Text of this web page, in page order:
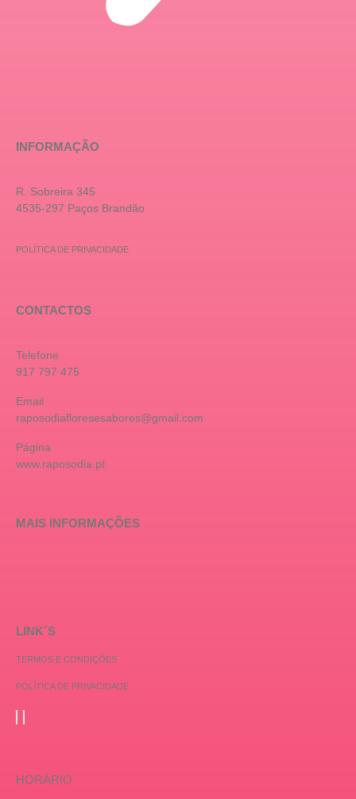
INFORMAÇÃO
R. Sobreira 345
4535-297 Paços Brandão
POLÍTICA DE PRIVACIDADE
CONTACTOS
Telefone
917 797 475
Email
raposodiafloresesabores@gmail.com
Página
www.raposodia.pt
MAIS INFORMAÇÕES
LINK´S
TERMOS E CONDIÇÕES
POLÍTICA DE PRIVACIDADE
HORÁRIO